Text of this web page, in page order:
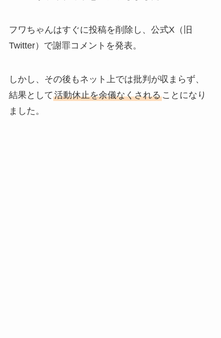
フワちゃんはすぐに投稿を削除し、公式X（旧
Twitter）で謝罪コメントを発表。
しかし、その後もネット上では批判が収まらず、
結果として活動休止を余儀なくされることになり
ました。